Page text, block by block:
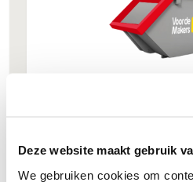
Deze website maakt gebruik
We gebruiken cookies om
Bouwafval €